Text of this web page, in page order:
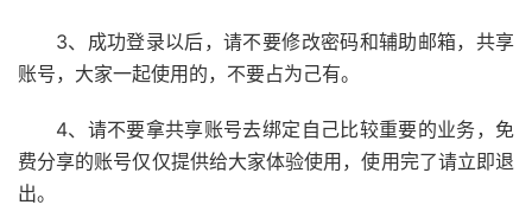
3、成功登录以后，请不要修改密码和辅助邮箱，共享
账号，大家一起使用的，不要占为己有。
4、请不要拿共享账号去绑定自己比较重要的业务，免
费分享的账号仅仅提供给大家体验使用，使用完了请立即退
出。